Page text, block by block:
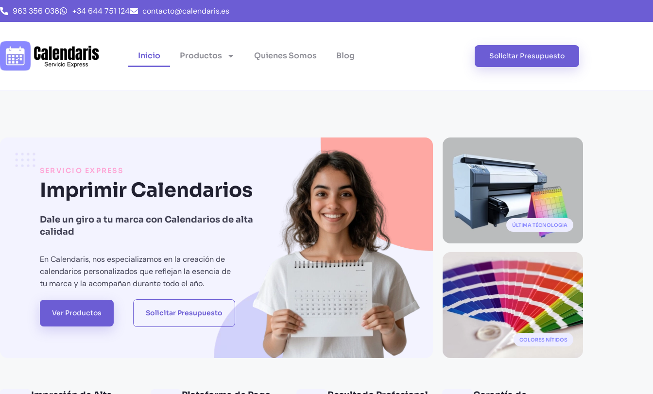
963 356 036 +34 644 751 124 contacto@calendaris.es
Inicio Productos Quienes Somos Blog Solicitar Presupuesto
SERVICIO EXPRESS
Imprimir Calendarios
Dale un giro a tu marca con Calendarios de alta
calidad
En Calendaris, nos especializamos en la creación de
calendarios personalizados que reflejan la esencia de
tu marca y la acompañan durante todo el año.
Ver Productos Solicitar Presupuesto
ÚLTIMA TÉCNOLOGIA
COLORES NÍTIDOS